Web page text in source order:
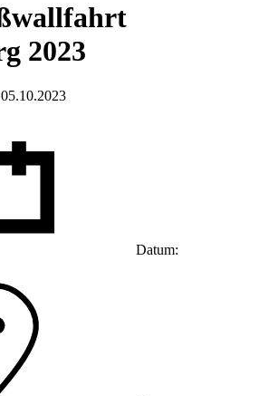
2023
Datum: